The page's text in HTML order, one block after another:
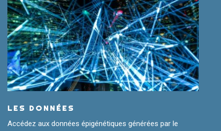
LES DONNÉES
Accédez aux données épigénétiques générées par le